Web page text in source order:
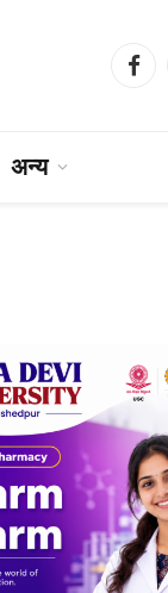
अन्य